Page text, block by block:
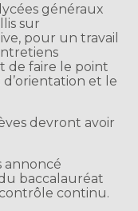
généraux
sur
pour un travail
de faire le point
et le
devront avoir
annoncé
baccalauréat
continu.